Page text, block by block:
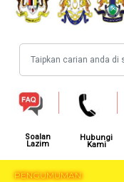
Soalan
Lazim
Hubungi
Kami
PENGUMUMAN